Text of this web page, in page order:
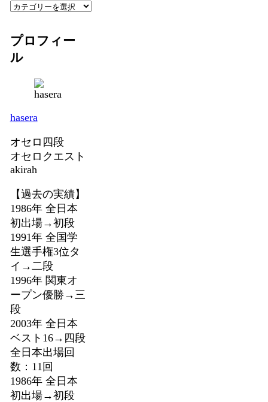
プロフィー
ル
hasera
オセロ四段
オセロクエスト
akirah
【過去の実績】
1986年 全日本
初出場→初段
1991年 全国学
生選手権3位タ
イ→二段
1996年 関東オ
ープン優勝→三
段
2003年 全日本
ベスト16→四段
全日本出場回
数：11回
1986年 全日本
初出場→初段